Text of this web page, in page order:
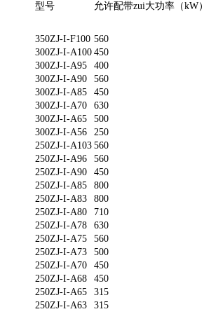
型号 允许配带zui大功率（kW）
350ZJ-I-F100 560
300ZJ-I-A100 450
300ZJ-I-A95
400
300ZJ-I-A90
560
300ZJ-I-A85
450
300ZJ-I-A70
630
300ZJ-I-A65
500
300ZJ-I-A56
250
250ZJ-I-A103 560
250ZJ-I-A96
560
250ZJ-I-A90
450
250ZJ-I-A85
800
250ZJ-I-A83
800
250ZJ-I-A80
710
250ZJ-I-A78
630
250ZJ-I-A75
560
250ZJ-I-A73
500
250ZJ-I-A70
450
250ZJ-I-A68
450
250ZJ-I-A65
315
250ZJ-I-A63
315